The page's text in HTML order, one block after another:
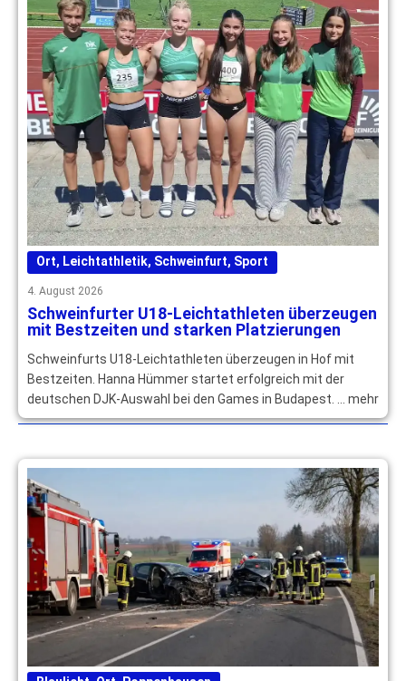
Ort, Leichtathletik, Schweinfurt, Sport
4. August 2026
Schweinfurter U18-Leichtathleten überzeugen
mit Bestzeiten und starken Platzierungen
Schweinfurts U18-Leichtathleten überzeugen in Hof mit
Bestzeiten. Hanna Hümmer startet erfolgreich mit der
deutschen DJK-Auswahl bei den Games in Budapest. … mehr